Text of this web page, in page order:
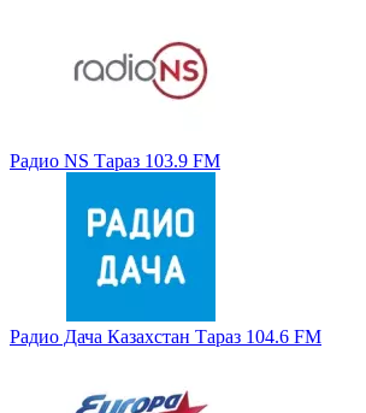
Радио NS Тараз 103.9 FM
Радио Дача Казахстан Тараз 104.6 FM